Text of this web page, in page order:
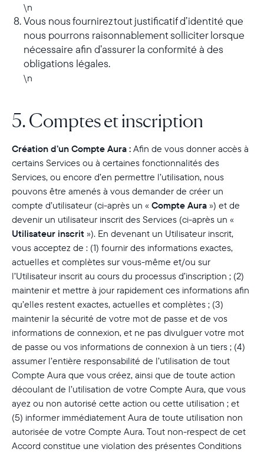
\n
Vous nous fournirez tout justificatif d’identité que
nous pourrons raisonnablement solliciter lorsque
nécessaire afin d’assurer la conformité à des
obligations légales.
\n
5. Comptes et inscription
Création d’un Compte Aura : Afin de vous donner accès à
certains Services ou à certaines fonctionnalités des
Services, ou encore d’en permettre l’utilisation, nous
pouvons être amenés à vous demander de créer un
compte d’utilisateur (ci-après un « Compte Aura ») et de
devenir un utilisateur inscrit des Services (ci-après un «
Utilisateur inscrit »). En devenant un Utilisateur inscrit,
vous acceptez de : (1) fournir des informations exactes,
actuelles et complètes sur vous-même et/ou sur
l’Utilisateur inscrit au cours du processus d’inscription ; (2)
maintenir et mettre à jour rapidement ces informations afin
qu’elles restent exactes, actuelles et complètes ; (3)
maintenir la sécurité de votre mot de passe et de vos
informations de connexion, et ne pas divulguer votre mot
de passe ou vos informations de connexion à un tiers ; (4)
assumer l’entière responsabilité de l’utilisation de tout
Compte Aura que vous créez, ainsi que de toute action
découlant de l’utilisation de votre Compte Aura, que vous
ayez ou non autorisé cette action ou cette utilisation ; et
(5) informer immédiatement Aura de toute utilisation non
autorisée de votre Compte Aura. Tout non-respect de cet
Accord constitue une violation des présentes Conditions